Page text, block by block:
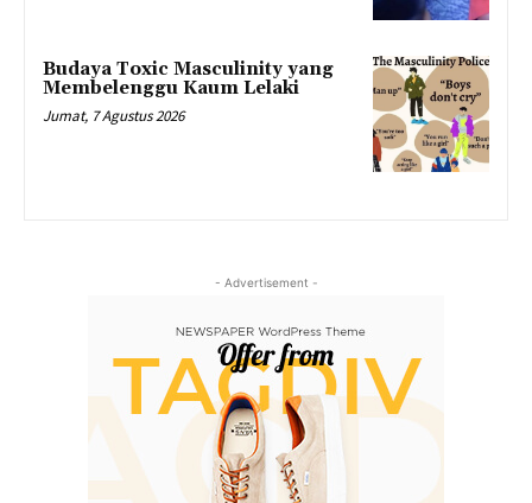
Budaya Toxic Masculinity yang
Membelenggu Kaum Lelaki
Jumat, 7 Agustus 2026
- Advertisement -